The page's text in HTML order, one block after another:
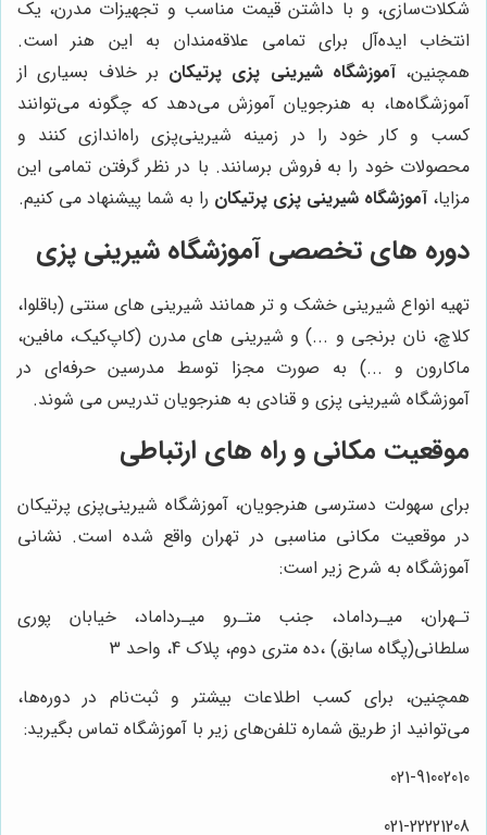
شکلات‌سازی، و با داشتن قیمت مناسب و تجهیزات مدرن، یک
انتخاب ایده‌آل برای تمامی علاقه‌مندان به این هنر است.
همچنین،آموزشگاه شیرینی پزی پرتیکان بر خلاف بسیاری از
آموزشگاه‌ها، به هنرجویان آموزش می‌دهد که چگونه می‌توانند
کسب و کار خود را در زمینه شیرینی‌پزی راه‌اندازی کنند و
محصولات خود را به فروش برسانند. با در نظر گرفتن تمامی این
مزایا،آموزشگاه شیرینی پزی پرتیکان را به شما پیشنهاد می کنیم.
دوره های تخصصی آموزشگاه شیرینی پزی
تهیه انواع شیرینی خشک و تر همانند شیرینی های سنتی (باقلوا،
کلاچ، نان برنجی و ...) و شیرینی های مدرن (کاپ‌کیک، مافین،
ماکارون و ...) به صورت مجزا توسط مدرسین حرفه‌ای در
آموزشگاه شیرینی پزی و قنادی به هنرجویان تدریس می شوند.
موقعیت مکانی و راه های ارتباطی
برای سهولت دسترسی هنرجویان، آموزشگاه شیرینی‌پزی پرتیکان
در موقعیت مکانی مناسبی در تهران واقع شده است. نشانی
آموزشگاه به شرح زیر است:
تـهران، میـرداماد، جنب متـرو میـرداماد، خیابان پوری
سلطانی(پگاه سابق) ،ده متری دوم، پلاک 4، واحد 3
همچنین، برای کسب اطلاعات بیشتر و ثبت‌نام در دوره‌ها،
می‌توانید از طریق شماره تلفن‌های زیر با آموزشگاه تماس بگیرید:
021-91002010
021-22221208